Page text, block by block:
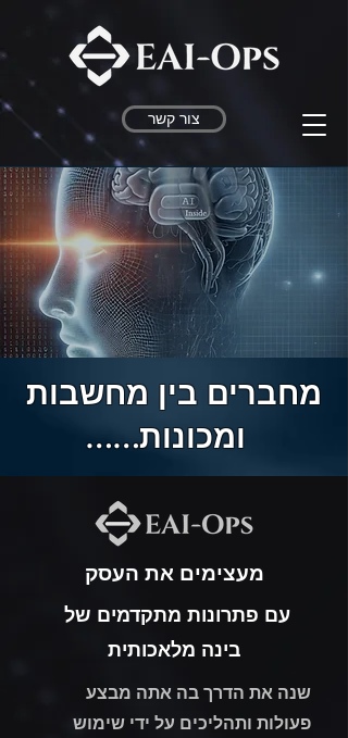
צור קשר
מחברים בין מחשבות
ומכונות......
מעצימים את העסק
עם פתרונות מתקדמים של
בינה מלאכותית
שנה את הדרך בה אתה מבצע
פעולות ותהליכים על ידי שימוש